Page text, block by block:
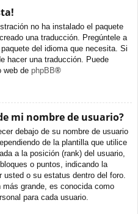
no ha instalado el paquete
una traducción. Pregúntele a
del idioma que necesita. Si
hacer una traducción. Puede
web de phpBB®
mi nombre de usuario?
debajo de su nombre de usuario
de la plantilla que utilice
a la posición (rank) del usuario,
o puntos, indicando la
usted o su estatus dentro del foro.
más grande, es conocida como
para cada usuario.